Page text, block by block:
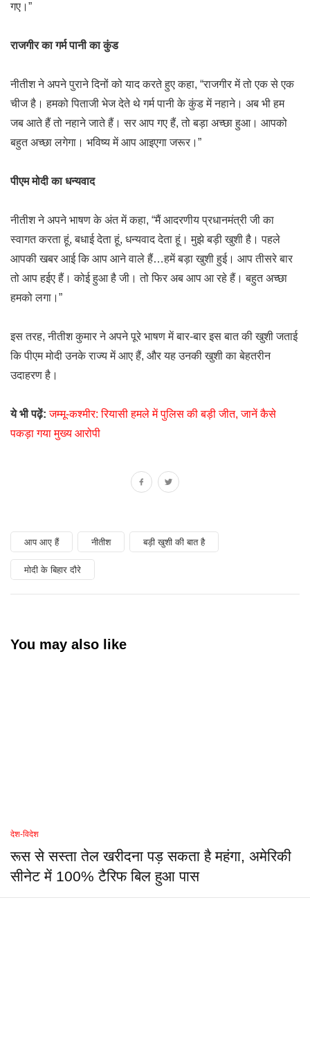
गए।”
राजगीर का गर्म पानी का कुंड
नीतीश ने अपने पुराने दिनों को याद करते हुए कहा, “राजगीर में तो एक से एक
चीज है। हमको पिताजी भेज देते थे गर्म पानी के कुंड में नहाने। अब भी हम
जब आते हैं तो नहाने जाते हैं। सर आप गए हैं, तो बड़ा अच्छा हुआ। आपको
बहुत अच्छा लगेगा। भविष्य में आप आइएगा जरूर।”
पीएम मोदी का धन्यवाद
नीतीश ने अपने भाषण के अंत में कहा, “मैं आदरणीय प्रधानमंत्री जी का
स्वागत करता हूं, बधाई देता हूं, धन्यवाद देता हूं। मुझे बड़ी खुशी है। पहले
आपकी खबर आई कि आप आने वाले हैं…हमें बड़ा खुशी हुई। आप तीसरे बार
तो आप हईए हैं। कोई हुआ है जी। तो फिर अब आप आ रहे हैं। बहुत अच्छा
हमको लगा।”
इस तरह, नीतीश कुमार ने अपने पूरे भाषण में बार-बार इस बात की खुशी जताई
कि पीएम मोदी उनके राज्य में आए हैं, और यह उनकी खुशी का बेहतरीन
उदाहरण है।
ये भी पढ़ें:जम्मू-कश्मीर: रियासी हमले में पुलिस की बड़ी जीत, जानें कैसे
पकड़ा गया मुख्य आरोपी
आप आए हैं नीतीश बड़ी खुशी की बात है
मोदी के बिहार दौरे
You may also like
देश-विदेश
रूस से सस्ता तेल खरीदना पड़ सकता है महंगा, अमेरिकी
सीनेट में 100% टैरिफ बिल हुआ पास